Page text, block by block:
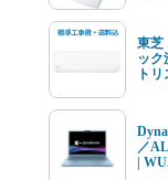
東芝
ック
ト
ル
／
|